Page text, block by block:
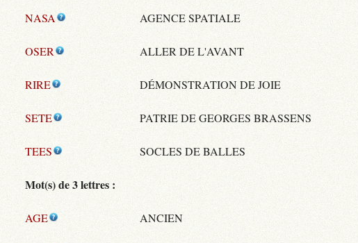
NASA AGENCE SPATIALE
OSER ALLER DE L'AVANT
RIRE DÉMONSTRATION DE JOIE
SETE PATRIE DE GEORGES BRASSENS
TEES SOCLES DE BALLES
Mot(s) de 3 lettres :
AGE ANCIEN